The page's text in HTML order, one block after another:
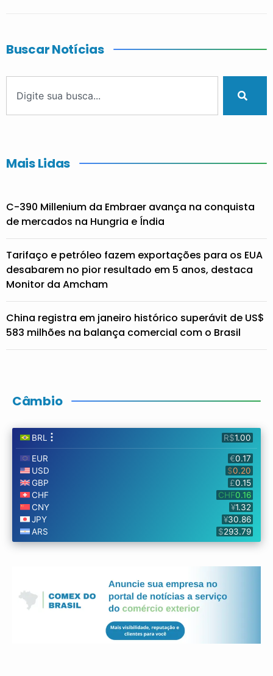
Buscar Notícias
Mais Lidas
C-390 Millenium da Embraer avança na conquista
de mercados na Hungria e Índia
Tarifaço e petróleo fazem exportações para os EUA
desabarem no pior resultado em 5 anos, destaca
Monitor da Amcham
China registra em janeiro histórico superávit de US$
583 milhões na balança comercial com o Brasil
Câmbio